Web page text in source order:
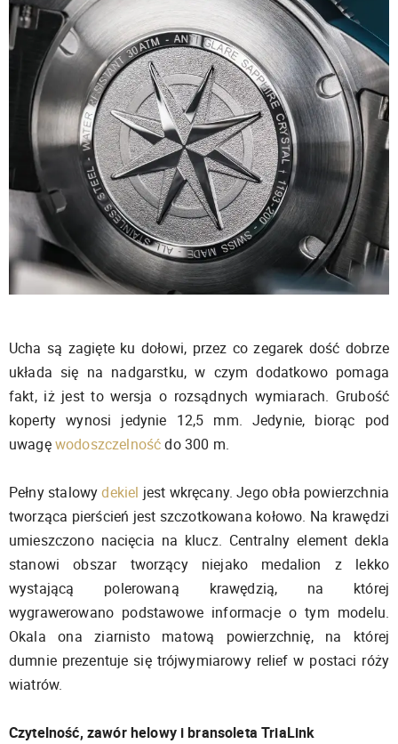
Ucha są zagięte ku dołowi, przez co zegarek dość dobrze
układa się na nadgarstku, w czym dodatkowo pomaga
fakt, iż jest to wersja o rozsądnych wymiarach. Grubość
koperty wynosi jedynie 12,5 mm. Jedynie, biorąc pod
uwagęwodoszczelnośćdo 300 m.
Pełny stalowydekiel jest wkręcany. Jego obła powierzchnia
tworząca pierścień jest szczotkowana kołowo. Na krawędzi
umieszczono nacięcia na klucz. Centralny element dekla
stanowi obszar tworzący niejako medalion z lekko
wystającą polerowaną krawędzią, na której
wygrawerowano podstawowe informacje o tym modelu.
Okala ona ziarnisto matową powierzchnię, na której
dumnie prezentuje się trójwymiarowy relief w postaci róży
wiatrów.
Czytelność, zawór helowy i bransoleta TriaLink